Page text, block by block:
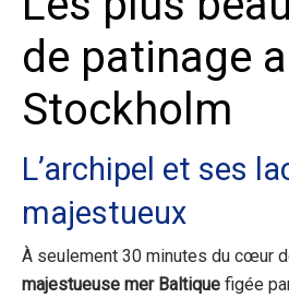
de patinage
Stockholm
L’archipel et ses
majestueux
À seulement 30 minutes du cœur
majestueuse mer Baltique figée